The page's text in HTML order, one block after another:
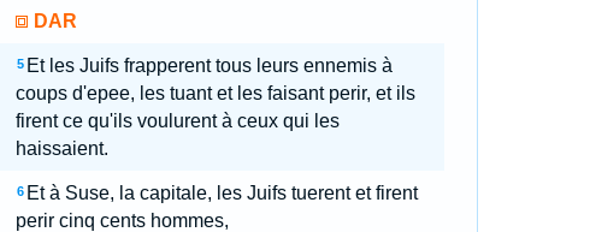
DAR
5 Et les Juifs frapperent tous leurs ennemis à
coups d'epee, les tuant et les faisant perir, et ils
firent ce qu'ils voulurent à ceux qui les
haissaient.
6 Et à Suse, la capitale, les Juifs tuerent et firent
perir cinq cents hommes,